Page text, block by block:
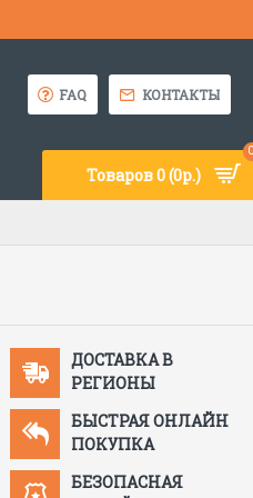
FAQ КОНТАКТЫ
Товаров 0 (0р.)
ДОСТАВКА В
РЕГИОНЫ
БЫСТРАЯ ОНЛАЙН
ПОКУПКА
БЕЗОПАСНАЯ